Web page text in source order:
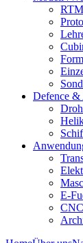
Defence &
E-